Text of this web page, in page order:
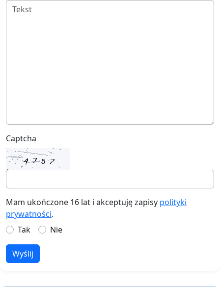
Captcha
Mam ukończone 16 lat i akceptuję zapisy polityki
prywatności.
Tak
Nie
Wyślij